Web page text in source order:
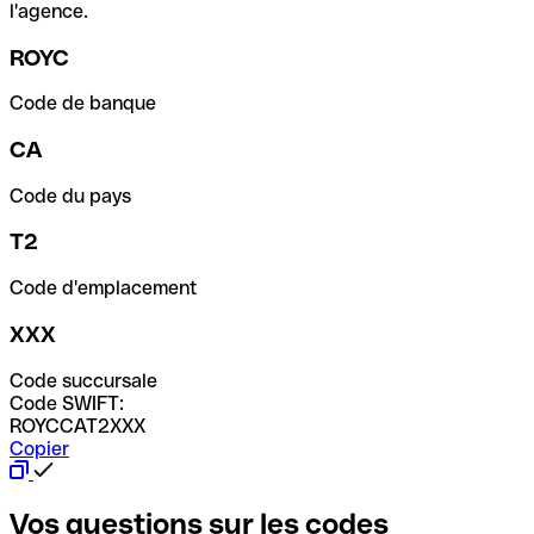
l'agence.
ROYC
Code de banque
CA
Code du pays
T2
Code d'emplacement
XXX
Code succursale
Code SWIFT:
ROYCCAT2XXX
Copier
Vos questions sur les codes